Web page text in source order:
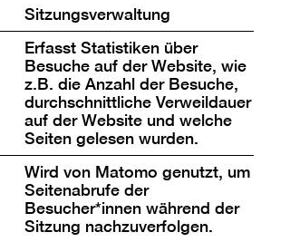
Niederländers
mit dem Vattenfall
wurde.
Sitzungsverwaltung
Erfasst Statistiken über
Besuche auf der Website, wie
z.B. die Anzahl der Besuche,
durchschnittliche Verweildauer
auf der Website und welche
Seiten gelesen wurden.
Wird von Matomo genutzt, um
Seitenabrufe der
Besucher*innen während der
Sitzung nachzuverfolgen.